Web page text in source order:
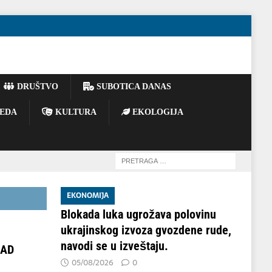
DRUŠTVO SUBOTICA DANAS
KULTURA EKOLOGIJA
EKONOMIJA
Blokada luka ugrožava polovinu
ukrajinskog izvoza gvozdene rude,
navodi se u izveštaju.
05/08/2026 0